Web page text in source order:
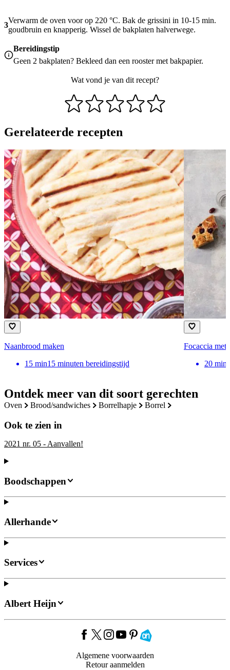
Ontdek meer van dit soort gerechten
oven brood/sandwiches borrelhapje borrel
Ook te zien in
2021 nr. 05 - Aanvallen!
3
Verwarm de oven voor op 220 °C. Bak de grissini in 10-15 min.
goudbruin en knapperig. Wissel de bakplaten halverwege.
Bereidingstip
Geen 2 bakplaten? Bekleed dan een rooster met bakpapier.
Wat vond je van dit recept?
Gerelateerde recepten
Naanbrood maken
15 min15 minuten bereidingstijd
Focaccia met
20 min
Boodschappen
Allerhande
Services
Albert Heijn
Algemene voorwaarden
Retour aanmelden